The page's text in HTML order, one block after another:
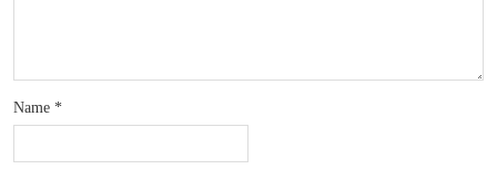
Name *